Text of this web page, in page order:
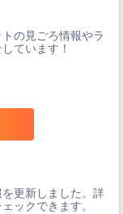
の見ごろ情報やラ
ています！
更新しました。詳
ックできます。